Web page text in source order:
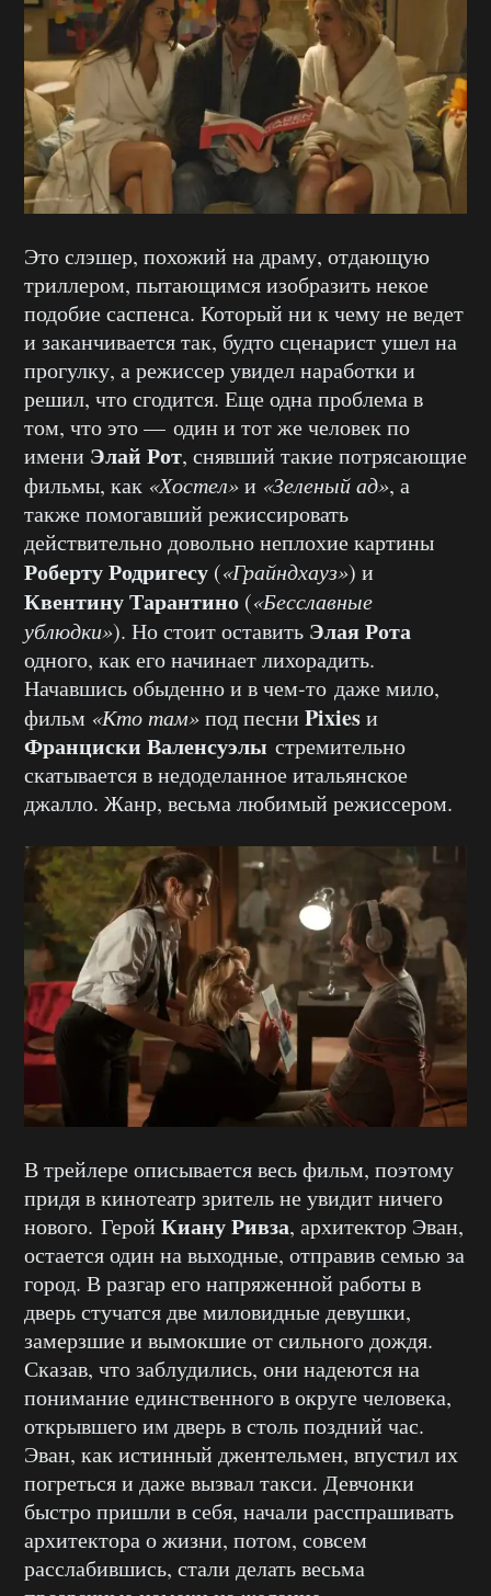
Это слэшер, похожий на драму, отдающую
триллером, пытающимся изобразить некое
подобие саспенса. Который ни к чему не ведет
и заканчивается так, будто сценарист ушел на
прогулку, а режиссер увидел наработки и
решил, что сгодится. Еще одна проблема в
том, что это — один и тот же человек по
имени Элай Рот, снявший такие потрясающие
фильмы, как «Хостел»и «Зеленый ад», а
также помогавший режиссировать
действительно довольно неплохие картины
Роберту Родригесу («Грайндхауз») и
Квентину Тарантино («Бесславные
ублюдки»). Но стоит оставить Элая Рота
одного, как его начинает лихорадить.
Начавшись обыденно и в чем-то даже мило,
фильм «Кто там»под песни Pixiesи
Франциски Валенсуэлы стремительно
скатывается в недоделанное итальянское
джалло. Жанр, весьма любимый режиссером.
В трейлере описывается весь фильм, поэтому
придя в кинотеатр зритель не увидит ничего
нового. Герой Киану Ривза, архитектор Эван,
остается один на выходные, отправив семью за
город. В разгар его напряженной работы в
дверь стучатся две миловидные девушки,
замерзшие и вымокшие от сильного дождя.
Сказав, что заблудились, они надеются на
понимание единственного в округе человека,
открывшего им дверь в столь поздний час.
Эван, как истинный джентельмен, впустил их
погреться и даже вызвал такси. Девчонки
быстро пришли в себя, начали расспрашивать
архитектора о жизни, потом, совсем
расслабившись, стали делать весьма